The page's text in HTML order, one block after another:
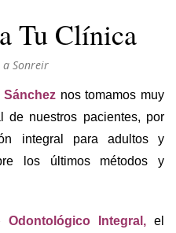
Tu Clínica
a Sonreir
nos tomamos muy
de nuestros pacientes, por
integral para adultos y
los últimos métodos y
Odontológico Integral,el